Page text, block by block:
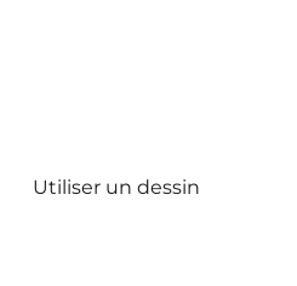
Utiliser un dessin